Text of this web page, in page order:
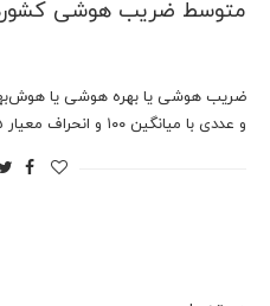
متوسط ضریب هوشی
و عددی با میانگین ۱۰۰ و انحراف معیار ۱۵ می‌باشد. از این…